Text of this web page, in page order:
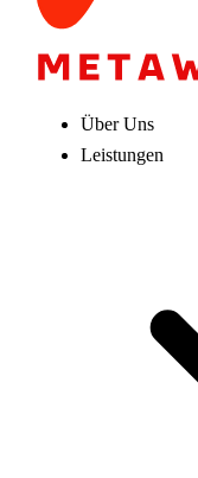
Über Uns
Leistungen